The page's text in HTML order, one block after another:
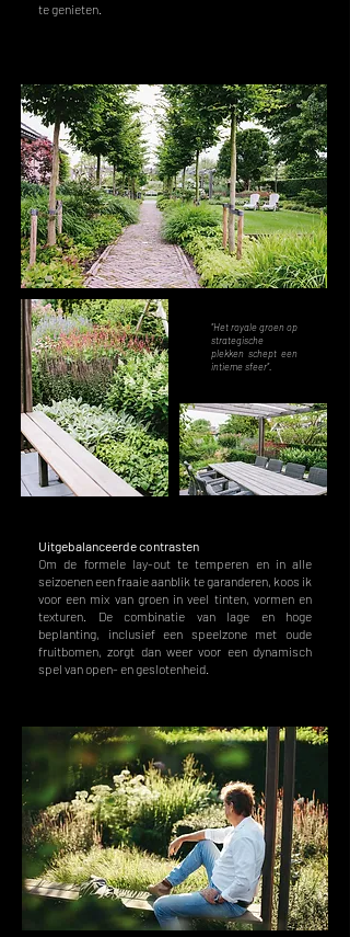
te genieten.
"Het royale groen op
strategische
plekken schept een
intieme sfeer".
Uitgebalanceerde contrasten
Om de formele lay-out te temperen en in alle
seizoenen een fraaie aanblik te garanderen, koos ik
voor een mix van groen in veel tinten, vormen en
texturen. De combinatie van lage en hoge
beplanting, inclusief een speelzone met oude
fruitbomen, zorgt dan weer voor een dynamisch
spel van open- en geslotenheid.